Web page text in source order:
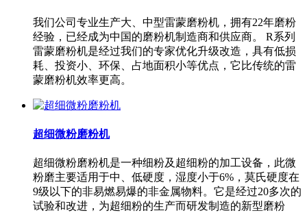
我们公司专业生产大、中型雷蒙磨粉机，拥有22年磨粉
经验，已经成为中国的磨粉机制造商和供应商。 R系列
雷蒙磨粉机是经过我们的专家优化升级改造，具有低损
耗、投资小、环保、占地面积小等优点，它比传统的雷
蒙磨粉机效率更高。
超细微粉磨粉机
超细微粉磨粉机是一种细粉及超细粉的加工设备，此微
粉磨主要适用于中、低硬度，湿度小于6%，莫氏硬度在
9级以下的非易燃易爆的非金属物料。它是经过20多次的
试验和改进，为超细粉的生产而研发制造的新型磨粉